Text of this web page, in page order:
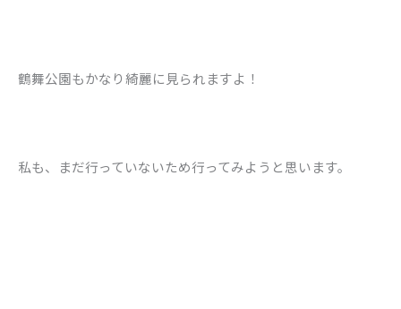
鶴舞公園もかなり綺麗に見られますよ！
私も、まだ行っていないため行ってみようと思います。